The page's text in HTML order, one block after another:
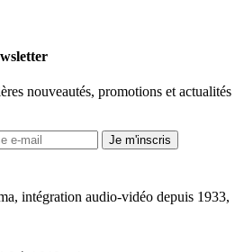
nouveautés, promotions et actualités
Je m'inscris
intégration audio-vidéo depuis 1933,